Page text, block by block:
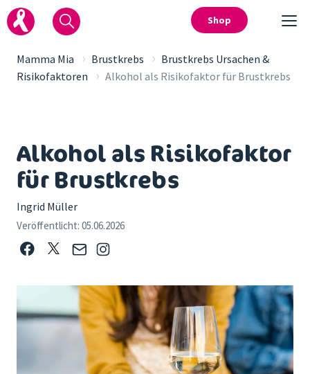
Shop
Mamma Mia › Brustkrebs › Brustkrebs Ursachen &
Risikofaktoren
› Alkohol als Risikofaktor für Brustkrebs
Alkohol als Risikofaktor
für Brustkrebs
Ingrid Müller
Veröffentlicht: 05.06.2026